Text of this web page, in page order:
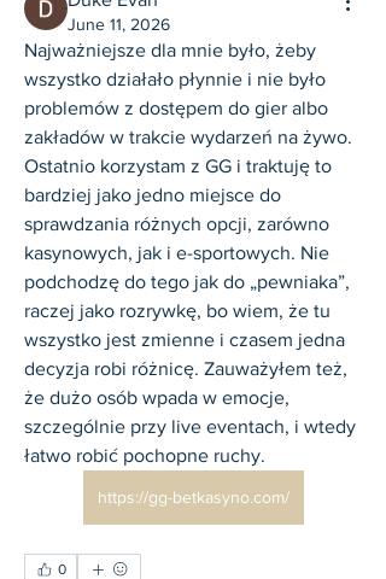
June 11, 2026
Najważniejsze dla mnie było, żeby
wszystko działało płynnie i nie było
problemów z dostępem do gier albo
zakładów w trakcie wydarzeń na żywo.
Ostatnio korzystam z GG i traktuję to
bardziej jako jedno miejsce do
sprawdzania różnych opcji, zarówno
kasynowych, jak i e-sportowych. Nie
podchodzę do tego jak do „pewniaka”,
raczej jako rozrywkę, bo wiem, że tu
wszystko jest zmienne i czasem jedna
decyzja robi różnicę. Zauważyłem też,
że dużo osób wpada w emocje,
szczególnie przy live eventach, i wtedy
łatwo robić pochopne ruchy.
https://gg-betkasyno.com/
0